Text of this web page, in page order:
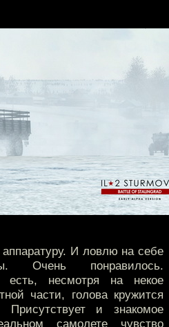
И ловлю на себе
Очень понравилось.
есть, несмотря на некое
части, голова кружится
Присутствует и знакомое
самолете чувство